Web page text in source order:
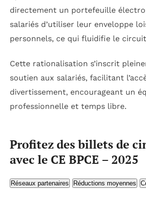
directement un portefeuille
salariés d’utiliser leur enveloppe
personnels, ce qui fluidifie le
Cette rationalisation s’inscrit
soutien aux salariés, facilitant
divertissement, encourageant un
professionnelle et temps libre.
Profitez des billets de
avec le CE BPCE – 2025
Réseaux partenaires Réductions moyennes